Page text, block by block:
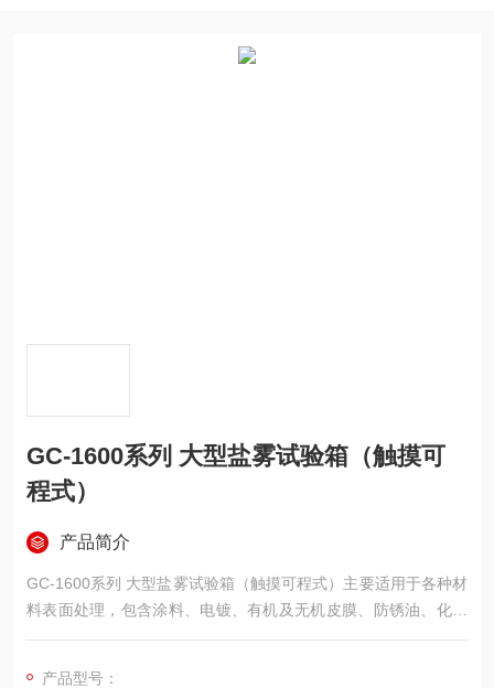
GC-1600系列 大型盐雾试验箱（触摸可
程式）
产品简介
GC-1600系列 大型盐雾试验箱（触摸可程式）主要适用于各种材
料表面处理，包含涂料、电镀、有机及无机皮膜、防锈油、化学
处理之耐腐蚀质量试验，进而达到制品长时间之耐腐蚀性。
产品型号：